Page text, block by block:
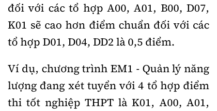
đối với các tổ hợp A00, A01, B00, D07,
K01 sẽ cao hơn điểm chuẩn đối với các
tổ hợp D01, D04, DD2 là 0,5 điểm.
Ví dụ, chương trình EM1 - Quản lý năng
lượng đang xét tuyển với 4 tổ hợp điểm
thi tốt nghiệp THPT là K01, A00, A01,